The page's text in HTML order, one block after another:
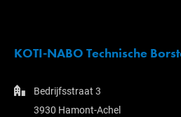
KOTI-NABO Technische
Bedrijfsstraat 3
3930 Hamont-Achel